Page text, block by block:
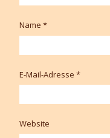
Name *
E-Mail-Adresse *
Website